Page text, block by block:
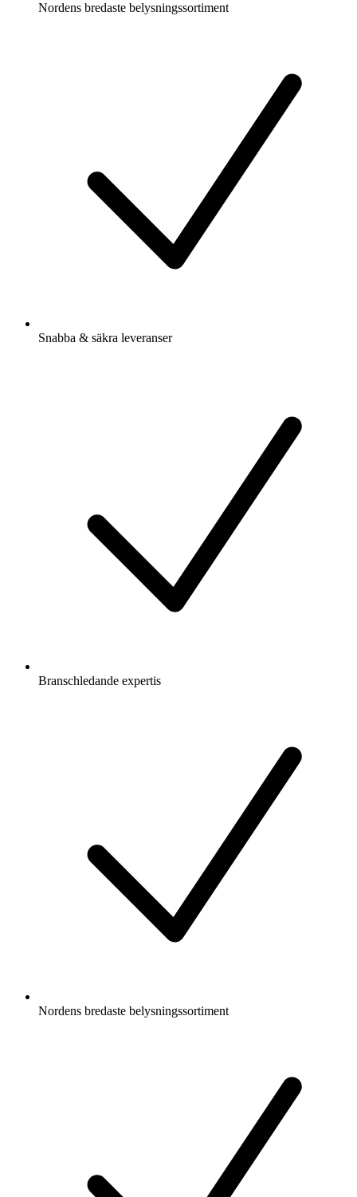
Nordens bredaste belysningssortiment
Snabba & säkra leveranser
Branschledande expertis
Nordens bredaste belysningssortiment